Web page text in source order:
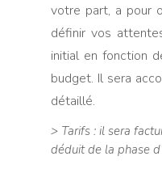
votre part, a pour
définir vos
initial en fonction
budget. Il sera
détaillé.
> Tarifs : il sera
déduit de la phase